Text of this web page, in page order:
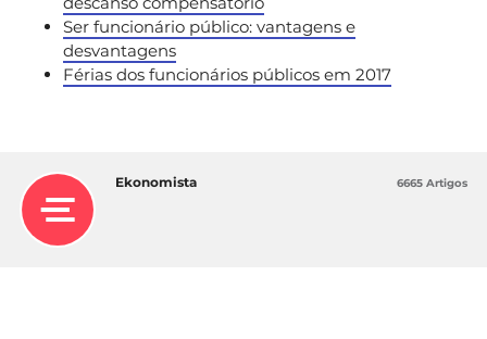
Ser funcionário público: vantagens e
desvantagens
Férias dos funcionários públicos em 2017
Ekonomista 6665 Artigos